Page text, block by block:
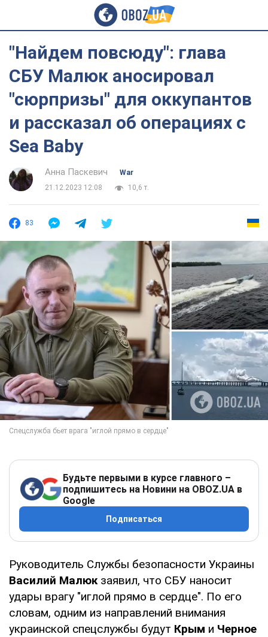
"Найдем повсюду": глава
СБУ Малюк аносировал
"сюрпризы" для оккупантов
и рассказал об операциях с
Sea Baby
Анна Паскевич
War
21.12.2023 12:08
10,6 т.
83
Будьте первыми в курсе главного –
подпишитесь на Новини на OBOZ.UA в
Google
Подписаться
Руководитель Службы безопасности Украины
Василий Малюкзаявил, что СБУ наносит
удары врагу "иглой прямо в сердце". По его
словам, одним из направлений внимания
украинской спецслужбы будут Крым и Черное